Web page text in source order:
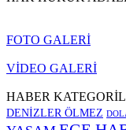
FOTO GALERİ
VİDEO GALERİ
HABER
DENİZLER ÖLMEZ